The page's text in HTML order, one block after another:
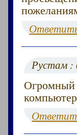
Рустам :
Огромный